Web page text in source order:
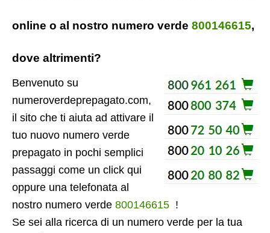
online o al nostro numero verde 800146615,
dove altrimenti?
Benvenuto su
numeroverdeprepagato.com,
il sito che ti aiuta ad attivare il
tuo nuovo numero verde
prepagato in pochi semplici
passaggi come un click qui
oppure una telefonata al
nostro numero verde 800146615 !
Se sei alla ricerca di un numero verde per la tua